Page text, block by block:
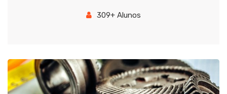
309+ Alunos